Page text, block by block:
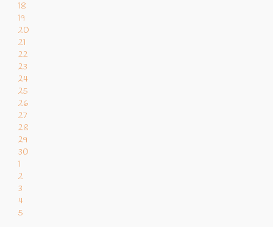
18
19
20
21
22
23
24
25
26
27
28
29
30
1
2
3
4
5